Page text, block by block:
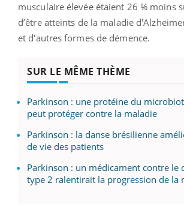
musculaire élevée étaient 26 % moins
d’être atteints de la maladie
et d'autres formes de démence.
SUR LE MÊME THÈME
Parkinson : une protéine du
peut protéger contre la maladie
Parkinson : la danse brésilienne
de vie des patients
Parkinson : un médicament contre le
type 2 ralentirait la progression de la